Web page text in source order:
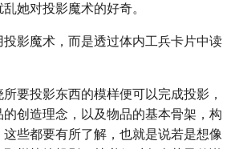
她对投影魔术的好奇。
影魔术，而是透过体内工兵卡片中读
要投影东西的模样便可以完成投影，
创造理念，以及物品的基本骨架，构
些都要有所了解，也就是说若是想像